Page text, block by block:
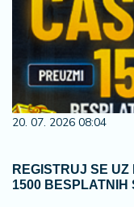
20. 07. 2026 08:04
REGISTRUJ SE
1500 BESPLATNIH